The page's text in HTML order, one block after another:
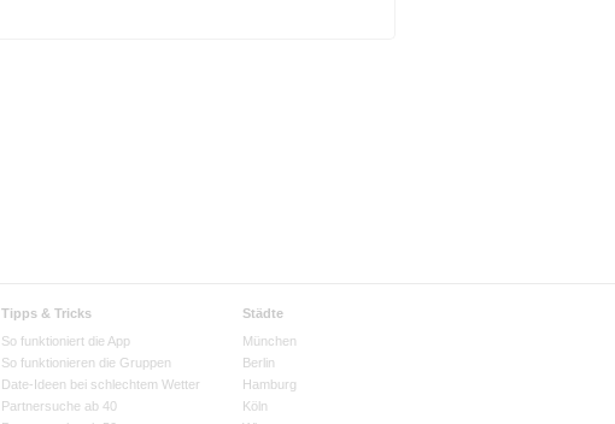
Tipps & Tricks
So funktioniert die App
So funktionieren die Gruppen
Date-Ideen bei schlechtem Wetter
Partnersuche ab 40
Städte
München
Berlin
Hamburg
Köln